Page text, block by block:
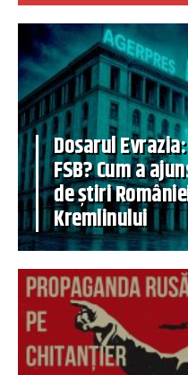
Dosarul
FSB? Cum a
de știri
Kremlinului